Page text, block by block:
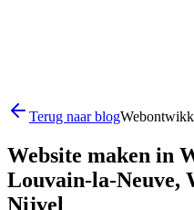
Terug naar blog
Website maken in
Louvain-la-Neuve,
Nijvel